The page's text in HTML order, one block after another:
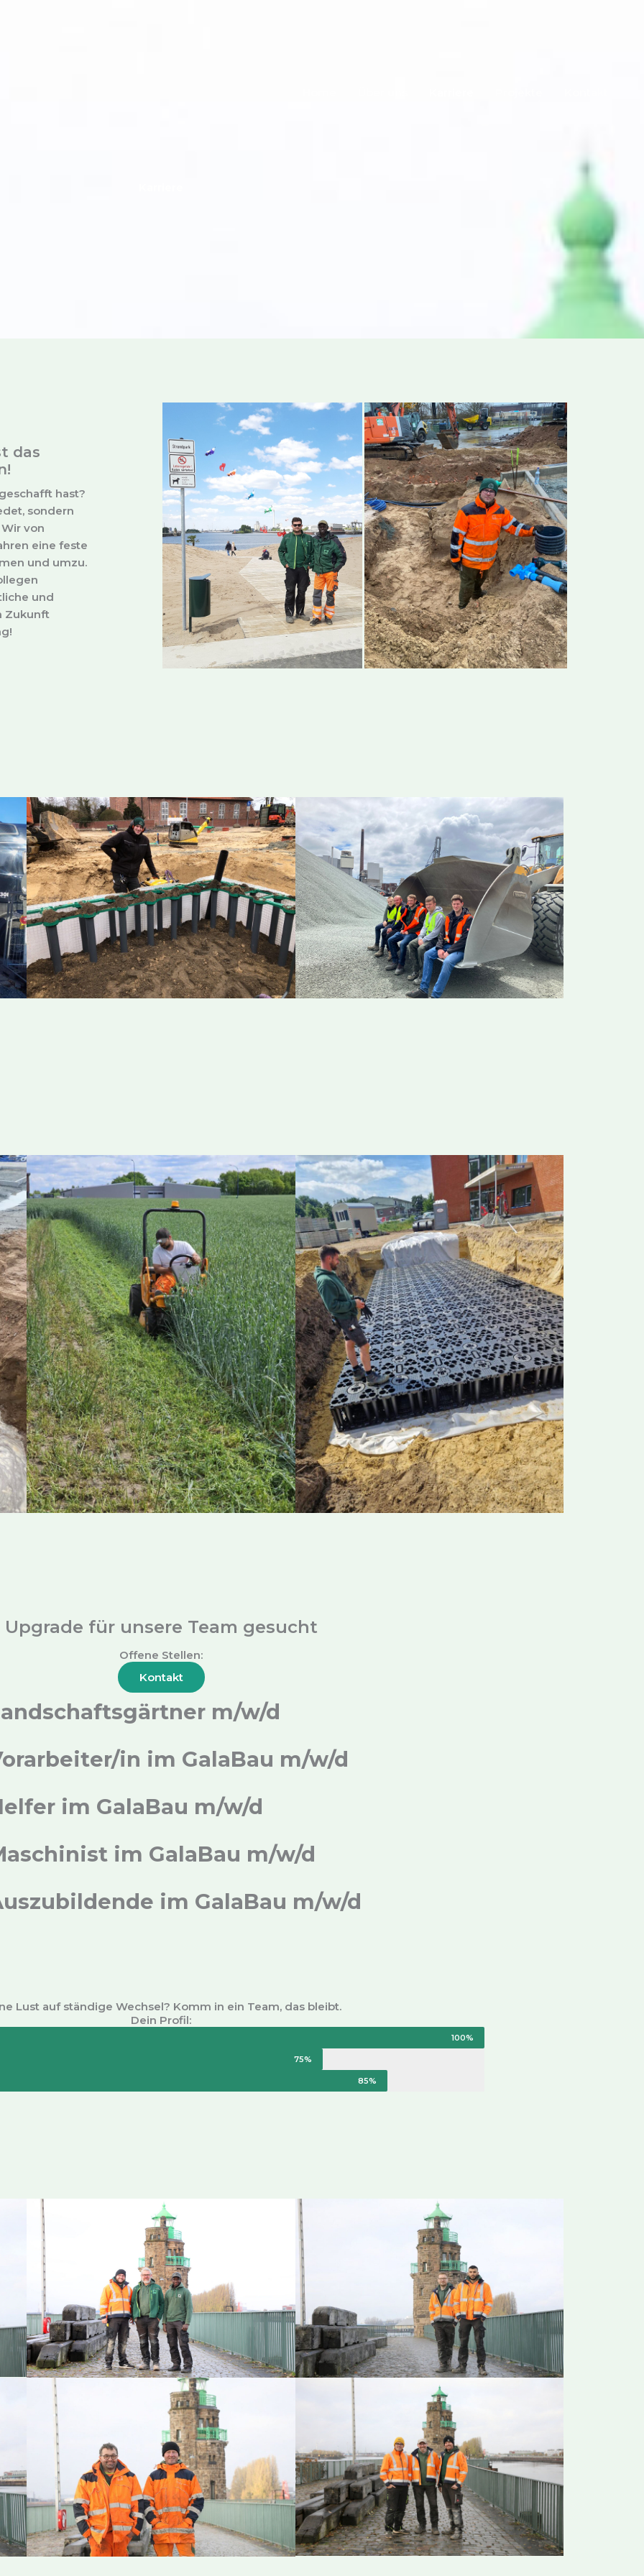
das
hast?
sondern
von
eine feste
und umzu.
und
Zukunft
Upgrade für unsere Team gesucht
Offene Stellen:
Kontakt
m/w/d
in im GalaBau m/w/d
im GalaBau m/w/d
im GalaBau m/w/d
im GalaBau m/w/d
Lust auf ständige Wechsel? Komm in ein Team, das bleibt.
Dein Profil:
100%
75%
85%